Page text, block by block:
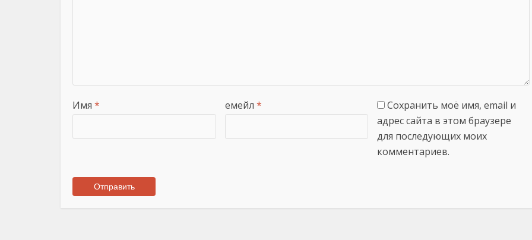
Имя * емейл *
Сохранить моё имя, email и
адрес сайта в этом браузере
для последующих моих
комментариев.